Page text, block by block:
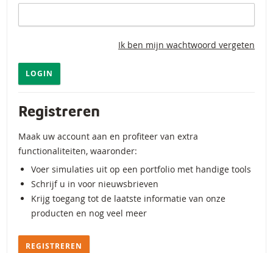
Ik ben mijn wachtwoord vergeten
LOGIN
Registreren
Maak uw account aan en profiteer van extra
functionaliteiten, waaronder:
Voer simulaties uit op een portfolio met handige tools
Schrijf u in voor nieuwsbrieven
Krijg toegang tot de laatste informatie van onze
producten en nog veel meer
REGISTREREN